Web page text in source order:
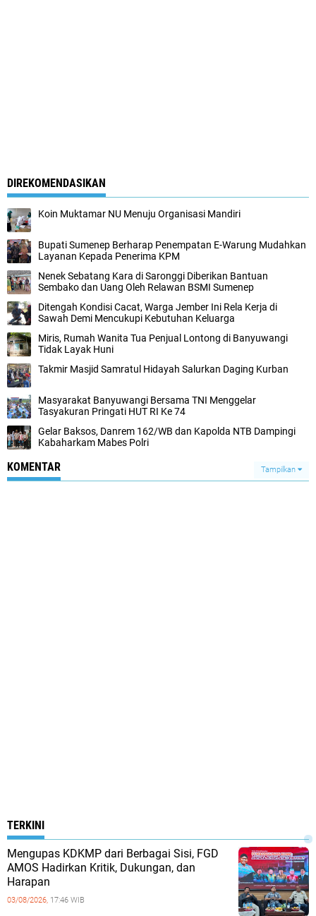
DIREKOMENDASIKAN
Koin Muktamar NU Menuju Organisasi Mandiri
Bupati Sumenep Berharap Penempatan E-Warung Mudahkan
Layanan Kepada Penerima KPM
Nenek Sebatang Kara di Saronggi Diberikan Bantuan
Sembako dan Uang Oleh Relawan BSMI Sumenep
Ditengah Kondisi Cacat, Warga Jember Ini Rela Kerja di
Sawah Demi Mencukupi Kebutuhan Keluarga
Miris, Rumah Wanita Tua Penjual Lontong di Banyuwangi
Tidak Layak Huni
Takmir Masjid Samratul Hidayah Salurkan Daging Kurban
Masyarakat Banyuwangi Bersama TNI Menggelar
Tasyakuran Pringati HUT RI Ke 74
Gelar Baksos, Danrem 162/WB dan Kapolda NTB Dampingi
Kabaharkam Mabes Polri
KOMENTAR Tampilkan
TERKINI
Mengupas KDKMP dari Berbagai Sisi, FGD
AMOS Hadirkan Kritik, Dukungan, dan
Harapan
03/08/2026, 17:46 WIB